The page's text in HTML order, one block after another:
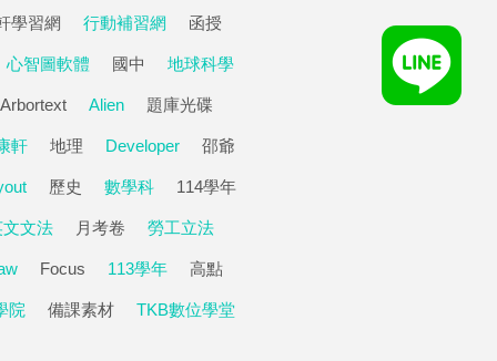
學習網 行動補習網 函授
心智圖軟體 國中 地球科學
Arbortext Alien 題庫光碟
軒 地理 Developer 邵爺
歷史 數學科 114學年
文文法 月考卷 勞工立法
Focus 113學年 高點
院 備課素材 TKB數位學堂